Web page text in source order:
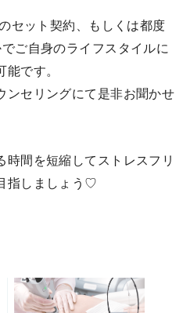
セット契約、もしくは都度
ご自身のライフスタイルに
です。
ンセリングにて是非お聞かせ
時間を短縮してストレスフリ
指しましょう♡